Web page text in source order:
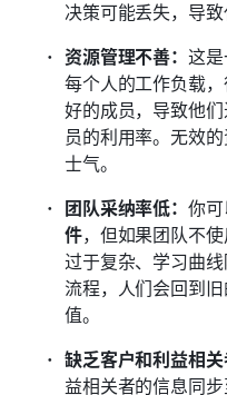
决策可能丢失，导
资源管理不善：这
每个人的工作负载
好的成员，导致他
员的利用率。无效
士气。
团队采纳率低：你
件，但如果团队不
过于复杂、学习曲
流程，人们会回到
值。
缺乏客户和利益相
益相关者的信息同